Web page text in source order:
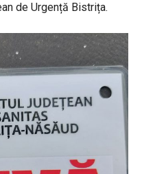
de Urgență Bistrița.